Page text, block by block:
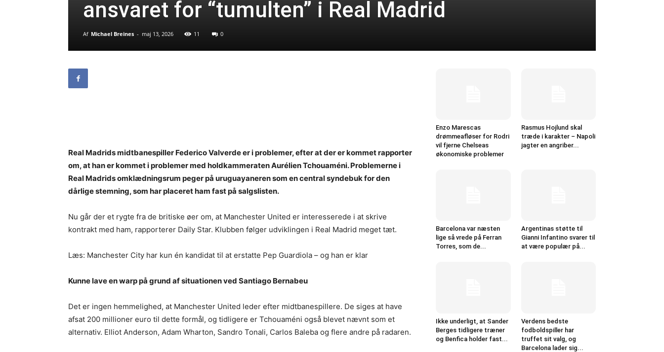
ansvaret for “tumulten” i Real Madrid
Af Michael Breines - maj 13, 2026 11 0
Real Madrids midtbanespiller Federico Valverde er i problemer, efter at der er kommet rapporter
om, at han er kommet i problemer med holdkammeraten Aurélien Tchouaméni. Problemerne i
Real Madrids omklædningsrum peger på uruguayaneren som en central syndebuk for den
dårlige stemning, som har placeret ham fast på salgslisten.
Nu går der et rygte fra de britiske øer om, at Manchester United er interesserede i at skrive
kontrakt med ham, rapporterer Daily Star. Klubben følger udviklingen i Real Madrid meget tæt.
Læs: Manchester City har kun én kandidat til at erstatte Pep Guardiola – og han er klar
Kunne lave en warp på grund af situationen ved Santiago Bernabeu
Det er ingen hemmelighed, at Manchester United leder efter midtbanespillere. De siges at have
afsat 200 millioner euro til dette formål, og tidligere er Tchouaméni også blevet nævnt som et
alternativ. Elliot Anderson, Adam Wharton, Sandro Tonali, Carlos Baleba og flere andre på radaren.
Enzo Marescas
drømmeafløser for Rodri
vil fjerne Chelseas
økonomiske problemer
Rasmus Hojlund skal
træde i karakter – Napoli
jagter en angriber...
Barcelona var næsten
lige så vrede på Ferran
Torres, som de...
Argentinas støtte til
Gianni Infantino svarer til
at være populær på...
Ikke underligt, at Sander
Berges tidligere træner
og Benfica holder fast...
Verdens bedste
fodboldspiller har
truffet sit valg, og
Barcelona lader sig...